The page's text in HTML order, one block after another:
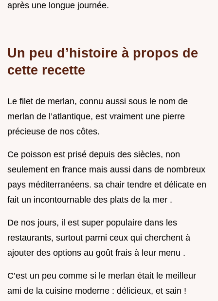
après une longue journée.
Un peu d’histoire à propos de
cette recette
Le filet de merlan, connu aussi sous le nom de
merlan de l’atlantique, est vraiment une pierre
précieuse de nos côtes.
Ce poisson est prisé depuis des siècles, non
seulement en france mais aussi dans de nombreux
pays méditerranéens. sa chair tendre et délicate en
fait un incontournable des plats de la mer .
De nos jours, il est super populaire dans les
restaurants, surtout parmi ceux qui cherchent à
ajouter des options au goût frais à leur menu .
C’est un peu comme si le merlan était le meilleur
ami de la cuisine moderne : délicieux, et sain !